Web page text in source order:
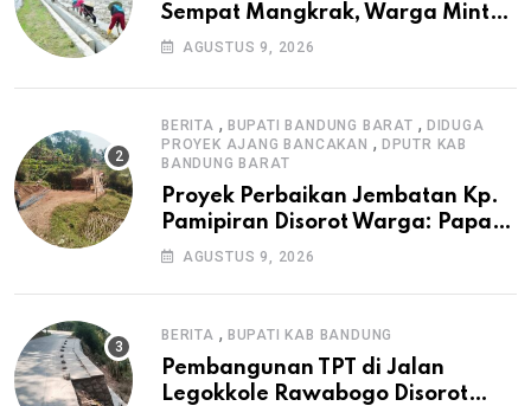
Sempat Mangkrak, Warga Minta
APH Usut Tuntas Pembangunan
AGUSTUS 9, 2026
BERITA , BUPATI BANDUNG BARAT , DIDUGA
PROYEK AJANG BANCAKAN , DPUTR KAB
BANDUNG BARAT
Proyek Perbaikan Jembatan Kp.
Pamipiran Disorot Warga: Papan
Informasi Tak Cantumkan PPK,
AGUSTUS 9, 2026
BERITA , BUPATI KAB BANDUNG
Pembangunan TPT di Jalan
Legokkole Rawabogo Disorot